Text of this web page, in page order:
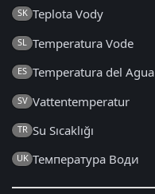
SK Teplota Vody
SL Temperatura Vode
ES Temperatura del Agua
SV Vattentemperatur
TR Su Sıcaklığı
UK Температура Води